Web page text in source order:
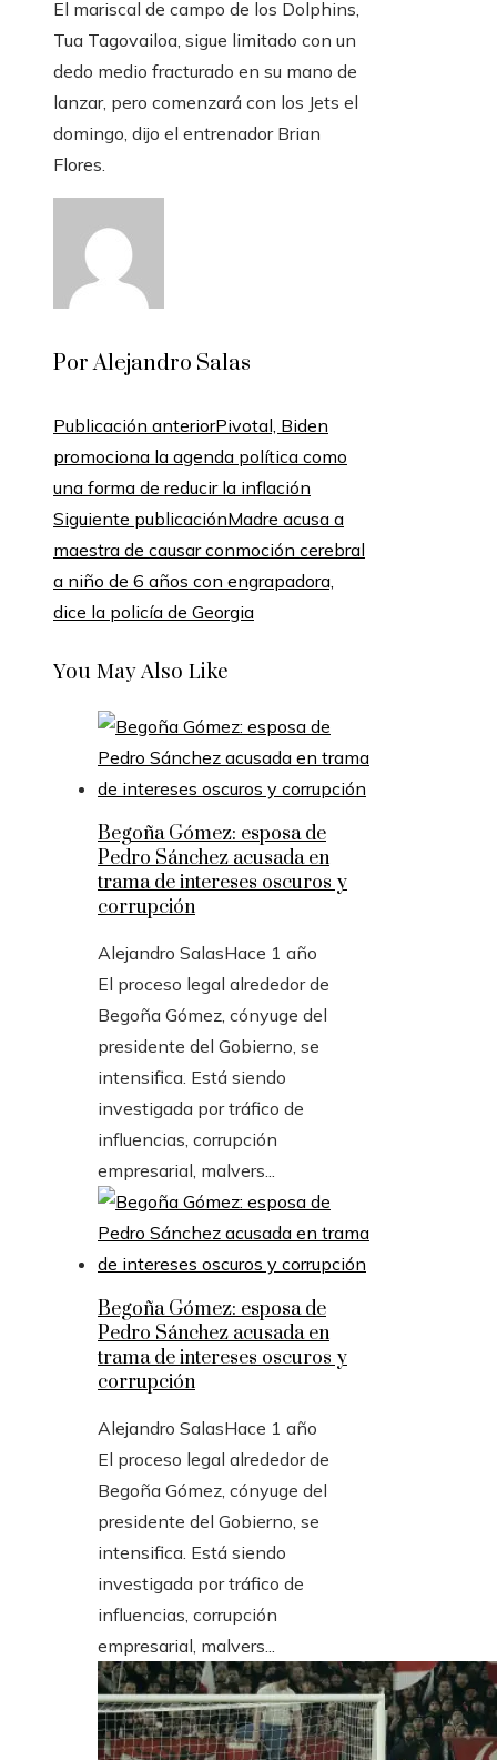
El mariscal de campo de los Dolphins,
Tua Tagovailoa, sigue limitado con un
dedo medio fracturado en su mano de
lanzar, pero comenzará con los Jets el
domingo, dijo el entrenador Brian
Flores.
Por Alejandro Salas
Publicación anteriorPivotal, Biden
promociona la agenda política como
una forma de reducir la inflación
Siguiente publicaciónMadre acusa a
maestra de causar conmoción cerebral
a niño de 6 años con engrapadora,
dice la policía de Georgia
You May Also Like
Begoña Gómez: esposa de
Pedro Sánchez acusada en
trama de intereses oscuros y
corrupción
Alejandro SalasHace 1 año
El proceso legal alrededor de
Begoña Gómez, cónyuge del
presidente del Gobierno, se
intensifica. Está siendo
investigada por tráfico de
influencias, corrupción
empresarial, malvers...
Begoña Gómez: esposa de
Pedro Sánchez acusada en
trama de intereses oscuros y
corrupción
Alejandro SalasHace 1 año
El proceso legal alrededor de
Begoña Gómez, cónyuge del
presidente del Gobierno, se
intensifica. Está siendo
investigada por tráfico de
influencias, corrupción
empresarial, malvers...